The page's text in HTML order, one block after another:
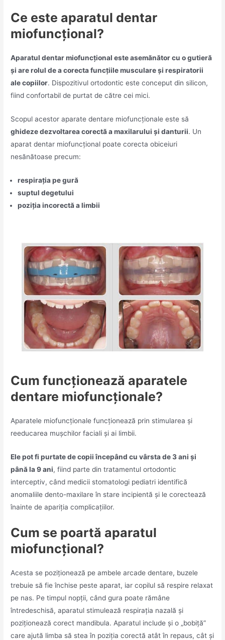
Ce este aparatul dentar
miofuncțional?
Aparatul dentar miofuncțional este asemănător cu o gutieră
și are rolul de a corecta funcțiile musculare și respiratorii
ale copiilor. Dispozitivul ortodontic este conceput din silicon,
fiind confortabil de purtat de către cei mici.
Scopul acestor aparate dentare miofuncționale este să
ghideze dezvoltarea corectă a maxilarului și danturii. Un
aparat dentar miofuncțional poate corecta obiceiuri
nesănătoase precum:
respirația pe gură
suptul degetului
poziția incorectă a limbii
Cum funcționează aparatele
dentare miofuncționale?
Aparatele miofuncționale funcționează prin stimularea și
reeducarea mușchilor faciali și ai limbii.
Ele pot fi purtate de copii începând cu vârsta de 3 ani și
până la 9 ani, fiind parte din tratamentul ortodontic
interceptiv, când medicii stomatologi pediatri identifică
anomaliile dento-maxilare în stare incipientă și le corectează
înainte de apariția complicațiilor.
Cum se poartă aparatul
miofuncțional?
Acesta se poziționează pe ambele arcade dentare, buzele
trebuie să fie închise peste aparat, iar copilul să respire relaxat
pe nas. Pe timpul nopții, când gura poate rămâne
întredeschisă, aparatul stimulează respirația nazală și
poziționează corect mandibula. Aparatul include și o „bobiță”
care ajută limba să stea în poziția corectă atât în repaus, cât și